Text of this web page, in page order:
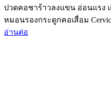
ปวดคอชาร้าวลงแขน อ่อนแรง
หมอนรองกระดูกคอเสื่อม Cervical
อ่านต่อ